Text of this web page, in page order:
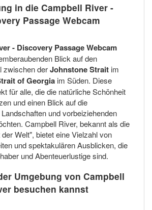
in die Campbell River -
Passage Webcam
- Discovery Passage Webcam
Blick auf den
zwischen derJohnstone Strait im
of Georgia im Süden. Diese
für alle, die die natürliche Schönheit
und einen Blick auf die
und vorbeiziehenden
Campbell River, bekannt als die
Welt", bietet eine Vielzahl von
und spektakulären Ausblicken, die
und Abenteuerlustige sind.
Umgebung von Campbell
besuchen kannst